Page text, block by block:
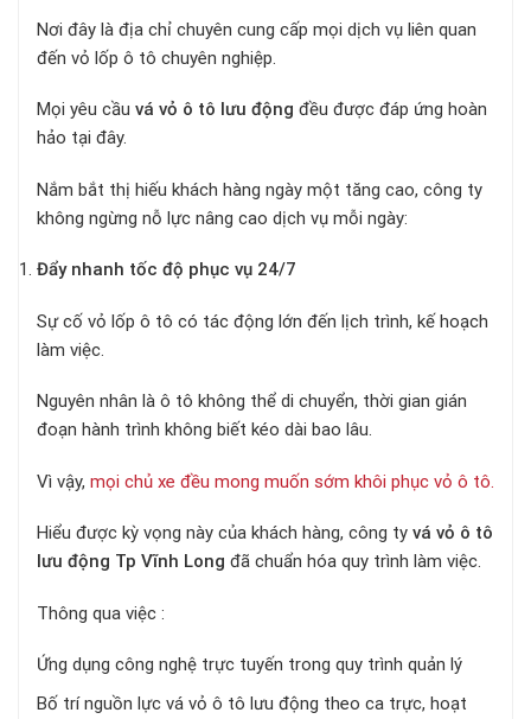
Nơi đây là địa chỉ chuyên cung cấp mọi dịch vụ liên quan
đến vỏ lốp ô tô chuyên nghiệp.
Mọi yêu cầu vá vỏ ô tô lưu động đều được đáp ứng hoàn
hảo tại đây.
Nắm bắt thị hiếu khách hàng ngày một tăng cao, công ty
không ngừng nỗ lực nâng cao dịch vụ mỗi ngày:
Đẩy nhanh tốc độ phục vụ 24/7
Sự cố vỏ lốp ô tô có tác động lớn đến lịch trình, kế hoạch
làm việc.
Nguyên nhân là ô tô không thể di chuyển, thời gian gián
đoạn hành trình không biết kéo dài bao lâu.
Vì vậy, mọi chủ xe đều mong muốn sớm khôi phục vỏ ô tô.
Hiểu được kỳ vọng này của khách hàng, công ty vá vỏ ô tô
lưu động Tp Vĩnh Long đã chuẩn hóa quy trình làm việc.
Thông qua việc :
Ứng dụng công nghệ trực tuyến trong quy trình quản lý
Bố trí nguồn lực vá vỏ ô tô lưu động theo ca trực, hoạt